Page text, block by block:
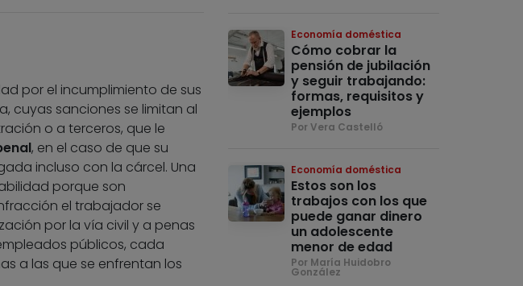
por el incumplimiento de sus
cuyas sanciones se limitan al
o a terceros, que le
, en el caso de que su
incluso con la cárcel. Una
porque son
el trabajador se
por la vía civil y a penas
públicos, cada
a las que se enfrentan los
Economía doméstica
Cómo cobrar la
pensión de jubilación
y seguir trabajando:
formas, requisitos y
ejemplos
Por Vera Castelló
Economía doméstica
Estos son los
trabajos con los que
puede ganar dinero
un adolescente
menor de edad
Por María Huidobro
González